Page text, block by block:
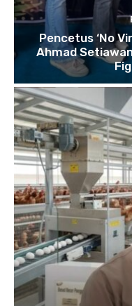
Pencetus ‘No
Ahmad